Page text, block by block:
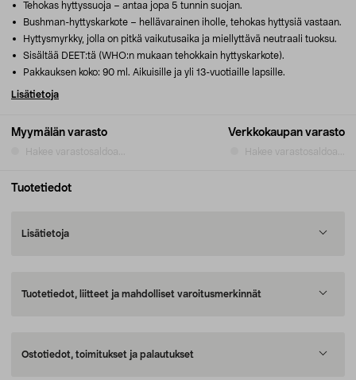
Myymälän varasto
Hakee varastosaldoa...
Verkkokaupan varasto
Hakee varastosaldoa...
Tehokas hyttyssuoja – antaa jopa 5 tunnin suojan.
Bushman-hyttyskarkote – hellävarainen iholle, tehokas hyttysiä vastaan.
Hyttysmyrkky, jolla on pitkä vaikutusaika ja miellyttävä neutraali tuoksu.
Sisältää DEET:tä (WHO:n mukaan tehokkain hyttyskarkote).
Pakkauksen koko: 90 ml. Aikuisille ja yli 13-vuotiaille lapsille.
Lisätietoja
Tuotetiedot
Lisätietoja
Tuotetiedot, liitteet ja mahdolliset varoitusmerkinnät
Ostotiedot, toimitukset ja palautukset